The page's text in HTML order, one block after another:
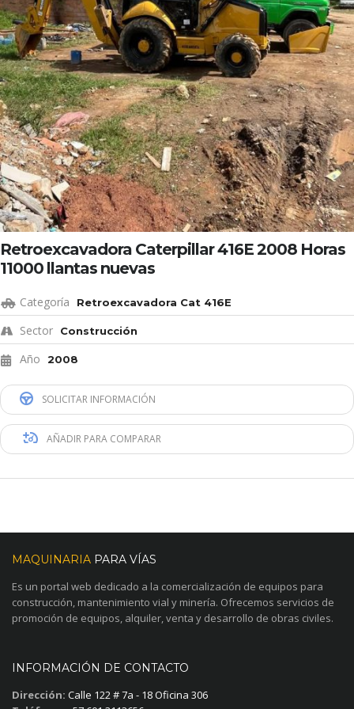
Retroexcavadora Caterpillar 416E 2008 Horas
11000 llantas nuevas
Categoría Retroexcavadora Cat 416E
Sector Construcción
Año 2008
SOLICITAR INFORMACIÓN
AÑADIR PARA COMPARAR
MAQUINARIA PARA VÍAS
Es un portal web dedicado a la comercialización de equipos para
construcción, mantenimiento vial y minería. Ofrecemos servicios de
promoción de equipos, alquiler, venta y desarrollo de obras civiles.
INFORMACIÓN DE CONTACTO
Dirección: Calle 122 # 7a - 18 Oficina 306